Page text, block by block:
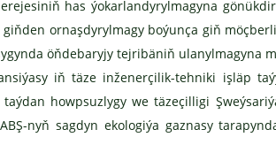
has ýokarlandyrylmagyna
ornaşdyrylmagy boýunça giň
öňdebaryjy tejribäniň ulanylmagyna
iň täze inženerçilik-tehniki işläp
howpsuzlygy we täzeçilligi
nyň sagdyn ekologiýa gaznasy